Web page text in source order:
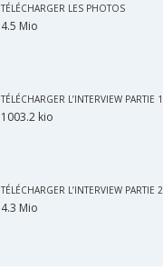
TÉLÉCHARGER LES PHOTOS
4.5 Mio
TÉLÉCHARGER L’INTERVIEW PARTIE 1
1003.2 kio
TÉLÉCHARGER L’INTERVIEW PARTIE 2
4.3 Mio